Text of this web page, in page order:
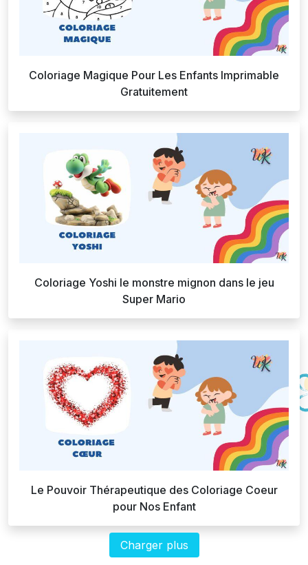
Coloriage Magique Pour Les Enfants Imprimable
Gratuitement
Coloriage Yoshi le monstre mignon dans le jeu
Super Mario
Le Pouvoir Thérapeutique des Coloriage Coeur
pour Nos Enfant
Charger plus